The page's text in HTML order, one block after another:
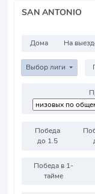
SAN ANTONIO
Дома На
Выбор лиги
Победа
до 1.5
Победа в 1-
тайме